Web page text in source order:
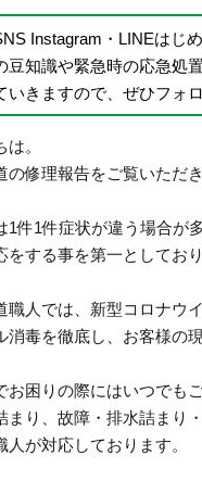
Instagram・LINEはじ
豆知識や緊急時の応急処
いきますので、ぜひフォ
。
の修理報告をご覧いただ
1件1件症状が違う場合が
をする事を第一としてお
職人では、新型コロナウ
消毒を徹底し、お客様の
お困りの際にはいつでも
まり、故障・排水詰まり
人が対応しております。